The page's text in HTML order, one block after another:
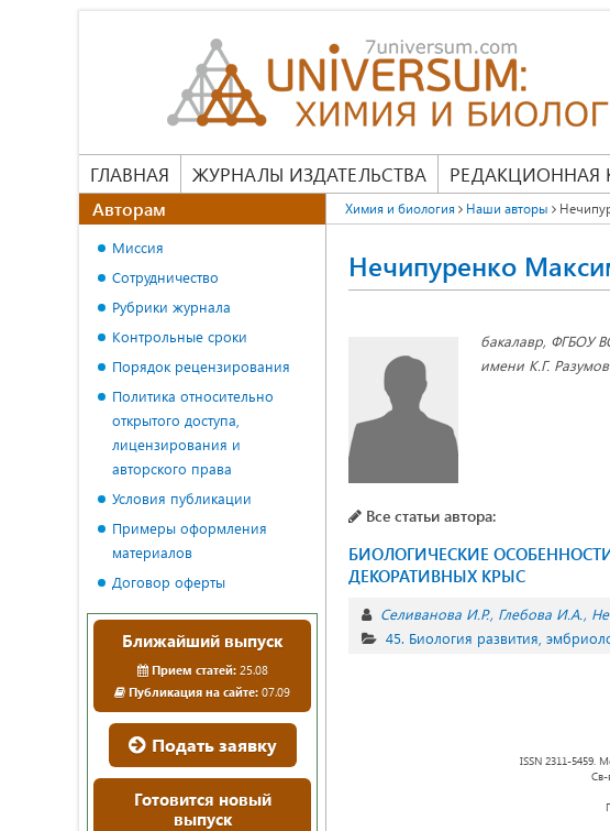
ГЛАВНАЯ ЖУРНАЛЫ ИЗДАТЕЛЬСТВА РЕДАКЦИОННАЯ
Химия и биология Наши авторы
Нечипуренко
бакалавр, ФГБОУ
имени К.Г.
Все статьи автора:
БИОЛОГИЧЕСКИЕ
ДЕКОРАТИВНЫХ КРЫС
Селиванова И.Р. Глебова И.А.
45. Биология развития,
ISSN 2311-5459.
Св-
Авторам
Миссия
Сотрудничество
Рубрики журнала
Контрольные сроки
Порядок рецензирования
Политика относительно
открытого доступа,
лицензирования и
авторского права
Условия публикации
Примеры оформления
материалов
Договор оферты
Ближайший выпуск
Прием статей:25.08
Публикация на сайте: 07.09
Подать заявку
Готовится новый
выпуск